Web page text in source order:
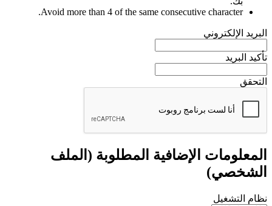
Avoid more than 4 of the same consecutive character.
البريد الإلكتروني
تأكيد البريد
التحقق
المعلومات الإضافية المطلوبة (الملف
الشخصي)
نظام التشغيل